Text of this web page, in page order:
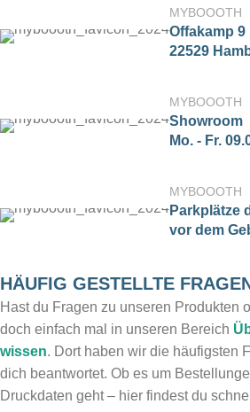
MYBOOOTH
Offakamp 9
22529
MYBOOOTH
Showroom
Mo. - Fr.
MYBOOOTH
Parkplätze
vor dem
HÄUFIG GESTELLTE
Hast du Fragen zu unseren Produkten
doch einfach mal in unseren Bereich
wissen. Dort haben wir die häufigsten
dich beantwortet. Ob es um
Druckdaten geht – hier findest du